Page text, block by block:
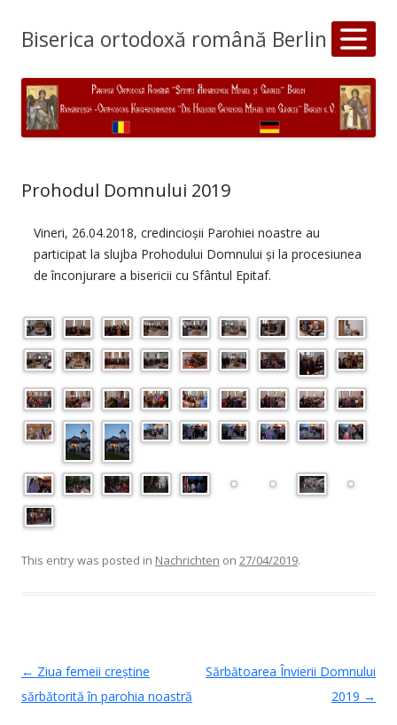
Biserica ortodoxă română Berlin
Prohodul Domnului 2019
Vineri, 26.04.2018, credincioșii Parohiei noastre au
participat la slujba Prohodului Domnului și la procesiunea
de înconjurare a bisericii cu Sfântul Epitaf.
This entry was posted in Nachrichten on 27/04/2019.
Post navigation
← Ziua femeii creștine
sărbătorită în parohia noastră
Sărbătoarea Învierii Domnului
2019 →